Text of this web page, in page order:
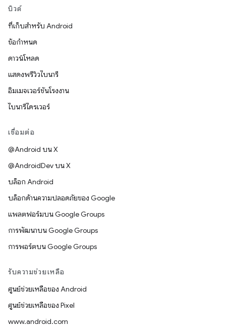
บิวด์
ที่เก็บสำหรับ Android
ข้อกำหนด
ดาวน์โหลด
แสดงพรีวิวไบนารี
อิมเมจเวอร์ชันโรงงาน
ไบนารีไดรเวอร์
เชื่อมต่อ
@Android บน X
@AndroidDev บน X
บล็อก Android
บล็อกด้านความปลอดภัยของ Google
แพลตฟอร์มบน Google Groups
การพัฒนาบน Google Groups
การพอร์ตบน Google Groups
รับความช่วยเหลือ
ศูนย์ช่วยเหลือของ Android
ศูนย์ช่วยเหลือของ Pixel
www.android.com